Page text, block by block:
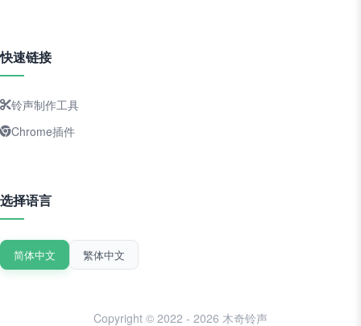
快速链接
铃声制作工具
Chrome插件
选择语言
简体中文 繁体中文
Copyright © 2022 - 2026 木奇铃声